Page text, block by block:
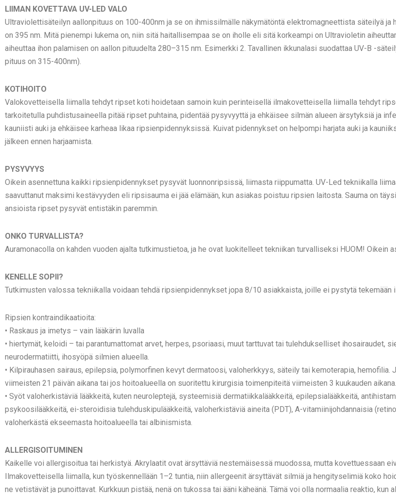
LIIMAN KOVETTAVA UV-LED VALO
Ultraviolettisäteilyn aallonpituus on 100-400nm ja se on ihmissilmälle näkymätöntä elektromagneettista säteilyä ja
on 395 nm. Mitä pienempi lukema on, niin sitä haitallisempaa se on iholle eli sitä korkeampi on Ultravioletin
aiheuttaa ihon palamisen on aallon pituudelta 280–315 nm. Esimerkki 2. Tavallinen ikkunalasi suodattaa UV-B -
pituus on 315-400nm).
KOTIHOITO
Valokovetteisella liimalla tehdyt ripset koti hoidetaan samoin kuin perinteisellä ilmakovetteisella liimalla tehdyt
tarkoitetulla puhdistusaineella pitää ripset puhtaina, pidentää pysyvyyttä ja ehkäisee silmän alueen ärsytyksiä ja
kauniisti auki ja ehkäisee karheaa likaa ripsienpidennyksissä. Kuivat pidennykset on helpompi harjata auki ja
jälkeen ennen harjaamista.
PYSYVYYS
Oikein asennettuna kaikki ripsienpidennykset pysyvät luonnonripsissä, liimasta riippumatta. UV-Led tekniikalla
saavuttanut maksimi kestävyyden eli ripsisauma ei jää elämään, kun asiakas poistuu ripsien laitosta. Sauma on
ansioista ripset pysyvät entistäkin paremmin.
ONKO TURVALLISTA?
Auramonacolla on kahden vuoden ajalta tutkimustietoa, ja he ovat luokitelleet tekniikan turvalliseksi HUOM! Oikein
KENELLE SOPII?
Tutkimusten valossa tekniikalla voidaan tehdä ripsienpidennykset jopa 8/10 asiakkaista, joille ei pystytä tekemään
Ripsien kontraindikaatioita:
• Raskaus ja imetys – vain lääkärin luvalla
• hiertymät, keloidi – tai parantumattomat arvet, herpes, psoriaasi, muut tarttuvat tai tulehdukselliset ihosairaudet,
neurodermatiitti, ihosyöpä silmien alueella.
• Kilpirauhasen sairaus, epilepsia, polymorfinen kevyt dermatoosi, valoherkkyys, säteily tai kemoterapia,
viimeisten 21 päivän aikana tai jos hoitoalueella on suoritettu kirurgisia toimenpiteitä viimeisten 3 kuukauden aikana.
• Syöt valoherkistäviä lääkkeitä, kuten neuroleptejä, systeemisiä dermatiikkalääkkeitä, epilepsialääkkeitä,
psykoosilääkkeitä, ei-steroidisia tulehduskipulääkkeitä, valoherkistäviä aineita (PDT), A-vitamiinijohdannaisia
valoherkästä ekseemasta hoitoalueella tai albinismista.
ALLERGISOITUMINEN
Kaikelle voi allergisoitua tai herkistyä. Akrylaatit ovat ärsyttäviä nestemäisessä muodossa, mutta kovettuessaan
Ilmakovetteisella liimalla, kun työskennellään 1–2 tuntia, niin allergeenit ärsyttävät silmiä ja hengityselimiä koko
ne vetistävät ja punoittavat. Kurkkuun pistää, nenä on tukossa tai ääni käheänä. Tämä voi olla normaalia reaktio,